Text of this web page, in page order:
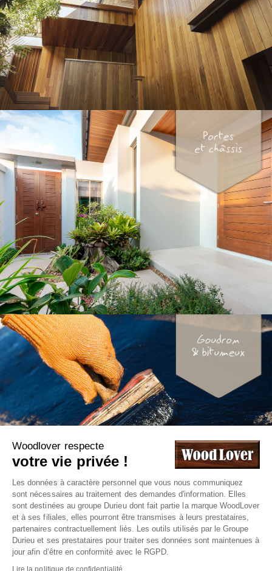
© WOOD LOVER 2022 -Groupe DURIEU l Site réalisé
parAdfields
Woodlover respecte
votre vie privée !
Les données à caractère personnel que vous nous communiquez
sont nécessaires au traitement des demandes d'information. Elles
sont destinées au groupe Durieu dont fait partie la marque WoodLover
et à ses filiales, elles pourront être transmises à leurs prestataires,
partenaires contractuellement liés. Les outils utilisés par le Groupe
Durieu et ses prestataires pour traiter ses données sont maintenues à
jour afin d’être en conformité avec le RGPD.
Lire la politique de confidentialité